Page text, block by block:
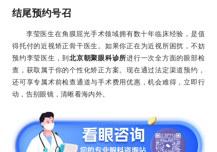
结尾预约号召
李莹医生在角膜屈光手术领域拥有数十年临床经验，是值
得托付的近视矫正骨干医生。如果你正在为近视所困扰，不妨
预约李莹医生，到北京朝聚眼科诊所进行一次全方面的眼部检
查，获取属于你的个性化矫正方案。现在通过法定渠道预约，
还可享专属术前检查通道与手术费用优惠，机会难得，立即行
动，告别眼镜，清晰看海内外。